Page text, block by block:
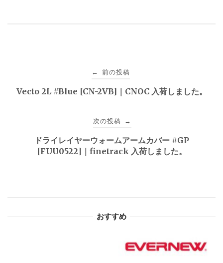
稿
← 前の投稿
Vecto 2L #Blue [CN-2VB]｜CNOC 入荷しました。
次の投稿 →
ドライレイヤーウォームアームカバー #GP
[FUU0522]｜finetrack 入荷しました。
おすすめ